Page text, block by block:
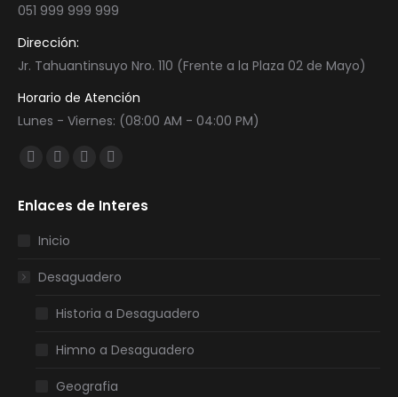
051 999 999 999
Dirección:
Jr. Tahuantinsuyo Nro. 110 (Frente a la Plaza 02 de Mayo)
Horario de Atención
Lunes - Viernes: (08:00 AM - 04:00 PM)
Encuéntranos en:
Facebook
opens
in
window
Twitter
opens
in
window
YouTube
opens
window
Instagram
opens
window
Enlaces de Interes
Inicio
Desaguadero
Historia a Desaguadero
Himno a Desaguadero
Geografia